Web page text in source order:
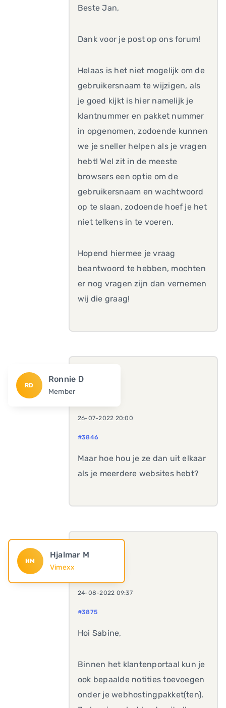
Beste Jan,
Dank voor je post op ons forum!
Helaas is het niet mogelijk om de
gebruikersnaam te wijzigen, als
je goed kijkt is hier namelijk je
klantnummer en pakket nummer
in opgenomen, zodoende kunnen
we je sneller helpen als je vragen
hebt! Wel zit in de meeste
browsers een optie om de
gebruikersnaam en wachtwoord
op te slaan, zodoende hoef je het
niet telkens in te voeren.
Hopend hiermee je vraag
beantwoord te hebben, mochten
er nog vragen zijn dan vernemen
wij die graag!
RD
Ronnie D
Member
26-07-2022 20:00
#3846
Maar hoe hou je ze dan uit elkaar
als je meerdere websites hebt?
HM
Hjalmar M
Vimexx
24-08-2022 09:37
#3875
Hoi Sabine,
Binnen het klantenportaal kun je
ook bepaalde notities toevoegen
onder je webhostingpakket(ten).